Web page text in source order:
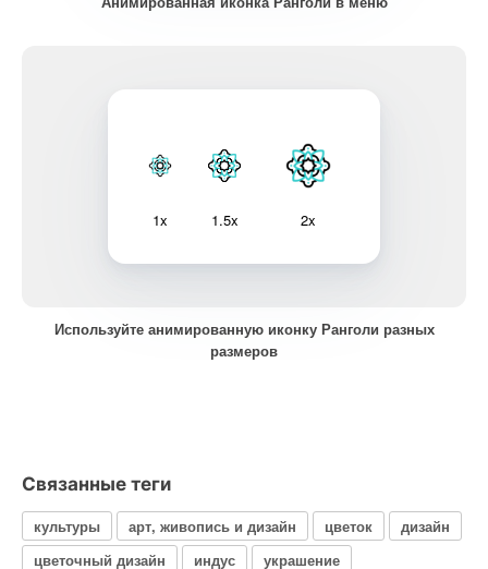
1x 1.5x 2x
Используйте анимированную иконку Ранголи разных
размеров
Связанные теги
культуры арт, живопись и дизайн цветок
дизайн
цветочный дизайн
индус
украшение